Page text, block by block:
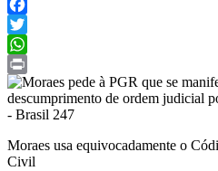
Email
Facebook
Twitter
WhatsApp
Print
Moraes usa equivocadamente o
Civil